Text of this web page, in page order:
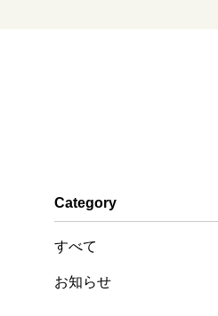
Category
すべて
お知らせ